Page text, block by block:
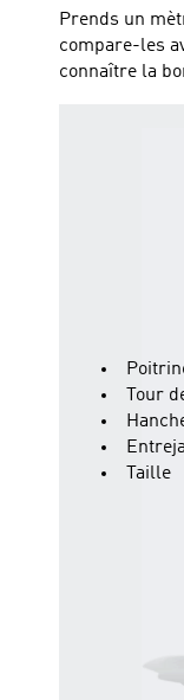
Prends un
compare-les
connaître la
Tour
Taille